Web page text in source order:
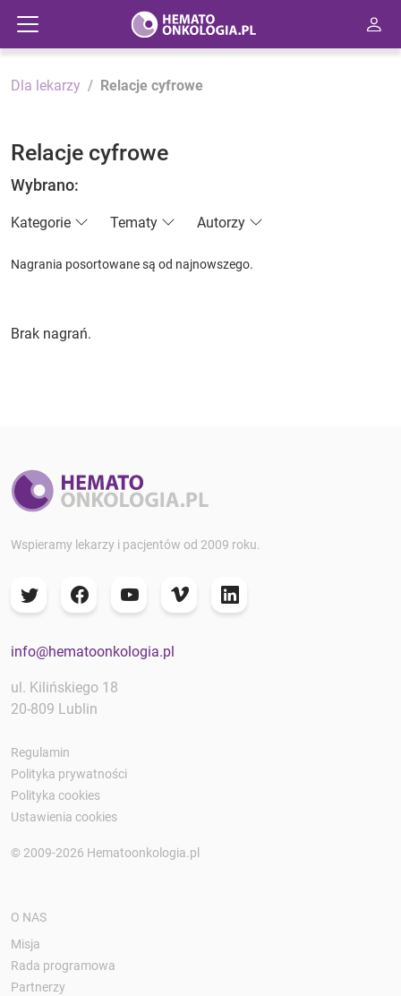
Dla lekarzy Relacje cyfrowe
Relacje cyfrowe
Wybrano:
Kategorie Tematy Autorzy
Nagrania posortowane są od najnowszego.
Brak nagrań.
Wspieramy lekarzy i pacjentów od 2009 roku.
info@hematoonkologia.pl
ul. Kilińskiego 18
20-809 Lublin
Regulamin
Polityka prywatności
Polityka cookies
Ustawienia cookies
© 2009-2026 Hematoonkologia.pl
O NAS
Misja
Rada programowa
Partnerzy